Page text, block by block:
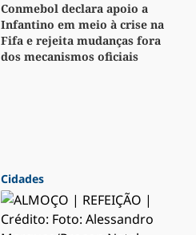
Conmebol declara apoio a
Infantino em meio à crise na
Fifa e rejeita mudanças fora
dos mecanismos oficiais
Cidades